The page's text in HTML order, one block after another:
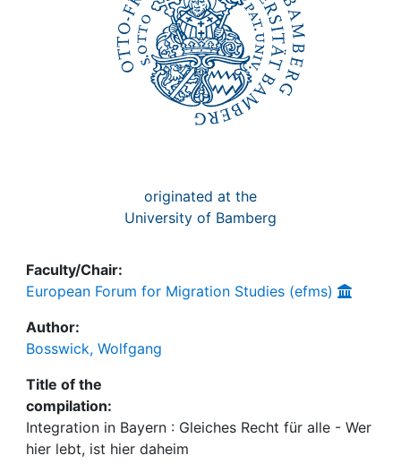
originated at the
University of Bamberg
Faculty/Chair:
European Forum for Migration Studies (efms)
Author:
Bosswick, Wolfgang
Title of the
compilation:
Integration in Bayern : Gleiches Recht für alle - Wer
hier lebt, ist hier daheim